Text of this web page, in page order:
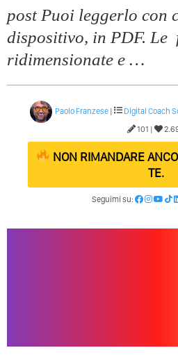
post Puoi leggerlo con
dispositivo, in PDF. Le
ridimensionate e …
Paolo Franzese | Digital Coach
101 |
NON RIMANDARE
TE.
Seguimi su: